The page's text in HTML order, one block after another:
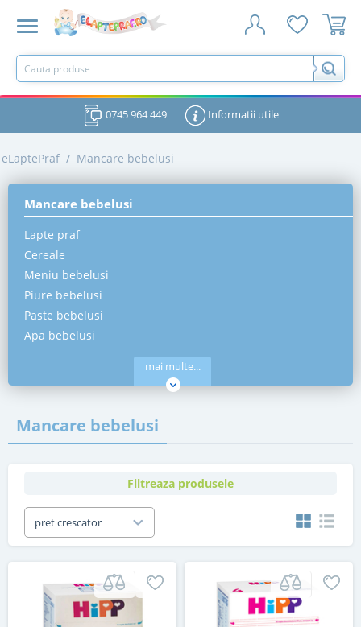
0745 964 449 Informatii utile
eLaptePraf / Mancare bebelusi
Mancare bebelusi
Lapte praf
Cereale
Meniu bebelusi
Piure bebelusi
Paste bebelusi
Apa bebelusi
mai multe...
Mancare bebelusi
Filtreaza produsele
pret crescator